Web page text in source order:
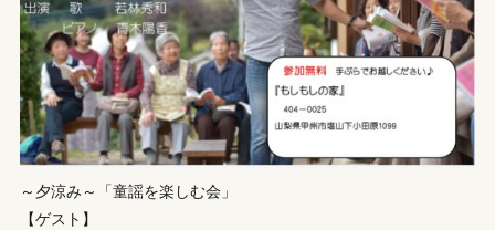
～夕涼み～「童謡を楽しむ会」
【ゲスト】